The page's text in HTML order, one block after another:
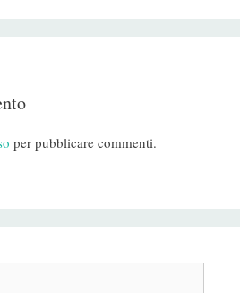
per pubblicare commenti.